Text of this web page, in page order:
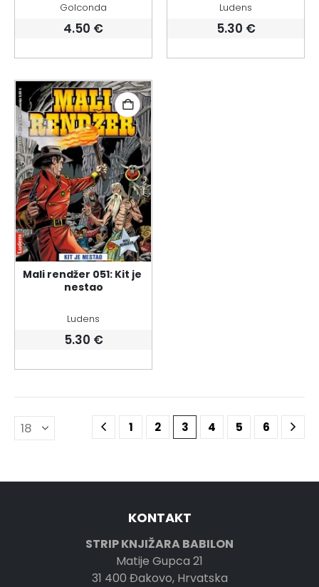
Golconda
4.50 €
Ludens
5.30 €
Mali rendžer 051: Kit je
nestao
Ludens
5.30 €
1 2 3 4 5 6
KONTAKT
STRIP KNJIŽARA BABILON
Matije Gupca 21
31 400 Đakovo, Hrvatska